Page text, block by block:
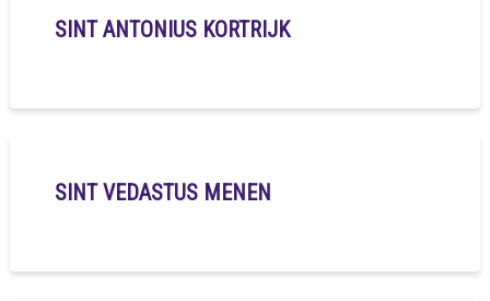
SINT ANTONIUS KORTRIJK
SINT VEDASTUS MENEN